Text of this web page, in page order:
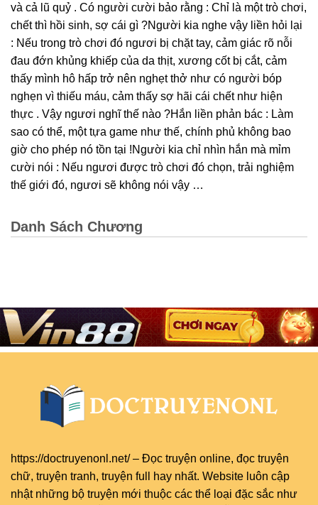
và cả lũ quỷ . Có người cười bảo rằng : Chỉ là một trò chơi,
chết thì hồi sinh, sợ cái gì ?Người kia nghe vậy liền hỏi lại
: Nếu trong trò chơi đó ngươi bị chặt tay, cảm giác rõ nỗi
đau đớn khủng khiếp của da thịt, xương cốt bị cắt, cảm
thấy mình hô hấp trở nên nghẹt thở như có người bóp
nghẹn vì thiếu máu, cảm thấy sợ hãi cái chết như hiện
thực . Vậy ngươi nghĩ thế nào ?Hắn liền phản bác : Làm
sao có thể, một tựa game như thế, chính phủ không bao
giờ cho phép nó tồn tại !Người kia chỉ nhìn hắn mà mỉm
cười nói : Nếu ngươi được trò chơi đó chọn, trải nghiệm
thế giới đó, ngươi sẽ không nói vậy …
Danh Sách Chương
https://doctruyenonl.net/ – Đọc truyện online, đọc truyện
chữ, truyện tranh, truyện full
hay nhất. Website luôn cập
nhật những bộ truyện mới thuộc các thể loại đặc sắc như